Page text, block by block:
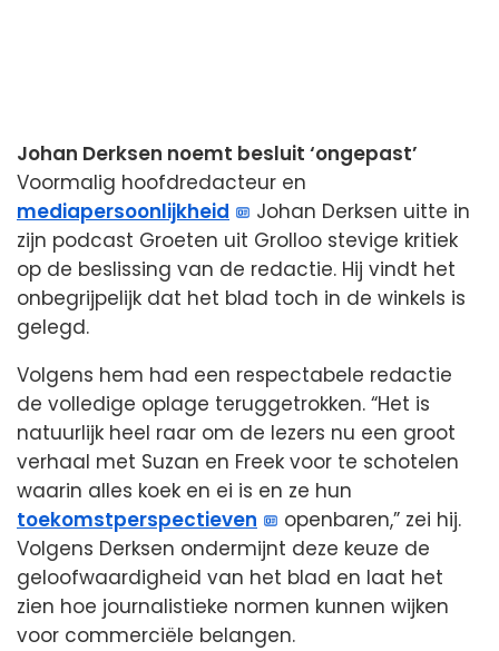
Johan Derksen noemt besluit ‘ongepast’
Voormalig hoofdredacteur en
mediapersoonlijkheid
Johan Derksen uitte in
zijn podcast Groeten uit Grolloo stevige kritiek
op de beslissing van de redactie. Hij vindt het
onbegrijpelijk dat het blad toch in de winkels is
gelegd.
Volgens hem had een respectabele redactie
de volledige oplage teruggetrokken. “Het is
natuurlijk heel raar om de lezers nu een groot
verhaal met Suzan en Freek voor te schotelen
waarin alles koek en ei is en ze hun
toekomstperspectieven
openbaren,” zei hij.
Volgens Derksen ondermijnt deze keuze de
geloofwaardigheid van het blad en laat het
zien hoe journalistieke normen kunnen wijken
voor commerciële belangen.